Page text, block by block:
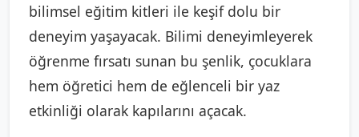
bilimsel eğitim kitleri ile keşif dolu bir
deneyim yaşayacak. Bilimi deneyimleyerek
öğrenme fırsatı sunan bu şenlik, çocuklara
hem öğretici hem de eğlenceli bir yaz
etkinliği olarak kapılarını açacak.